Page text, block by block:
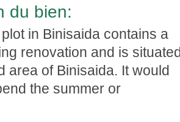
du bien:
in Binisaida contains a
renovation and is
area of Binisaida. It would
the summer or